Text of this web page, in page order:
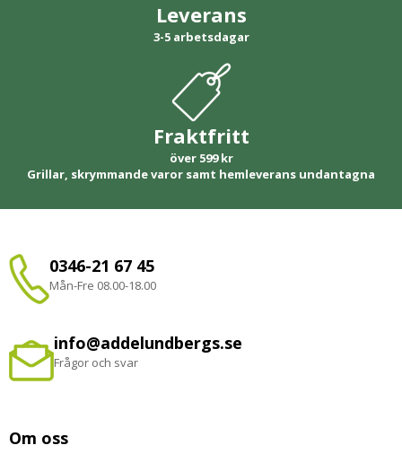
Leverans
3-5 arbetsdagar
Fraktfritt
över 599 kr
Grillar, skrymmande varor samt hemleverans undantagna
0346-21 67 45
Mån-Fre 08.00-18.00
info@addelundbergs.se
Frågor och svar
Om oss